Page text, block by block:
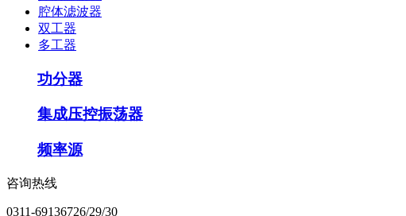
腔体滤波器
双工器
多工器
功分器
集成压控振荡器
频率源
咨询热线
0311-69136726/29/30